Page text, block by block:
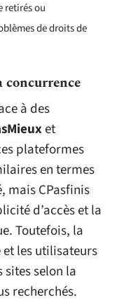
retirés ou
de droits de
concurrence
à des
et
plateformes
en termes
mais CPasfinis
d’accès et la
Toutefois, la
les utilisateurs
sites selon la
recherchés.